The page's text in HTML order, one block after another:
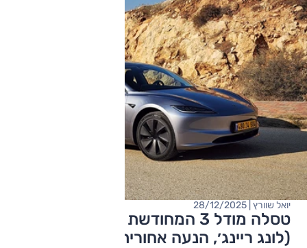
טסלה מודל 3 המחודשת - מבחן דרכים
(לונג ריינג׳, הנעה אחורית)
יואל שוורץ | 28/12/2025